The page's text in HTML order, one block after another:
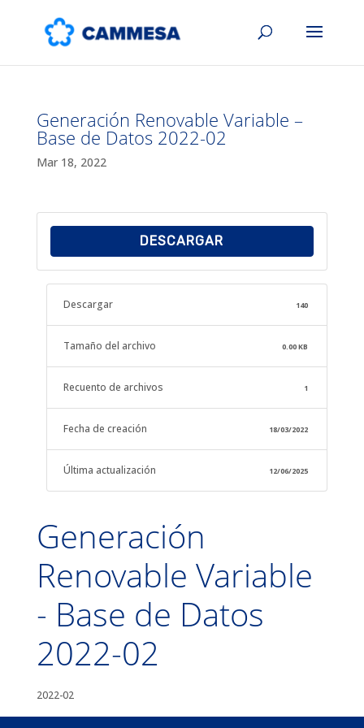
Generación Renovable Variable –
Base de Datos 2022-02
Mar 18, 2022
DESCARGAR
Descargar 140
Tamaño del archivo 0.00 KB
Recuento de archivos 1
Fecha de creación 18/03/2022
Última actualización 12/06/2025
Generación
Renovable Variable
- Base de Datos
2022-02
2022-02